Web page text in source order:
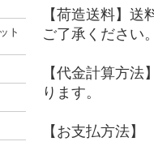
ト
【荷造送料】
ご了承ください
【代金計算方
ります。
【お支払方法】